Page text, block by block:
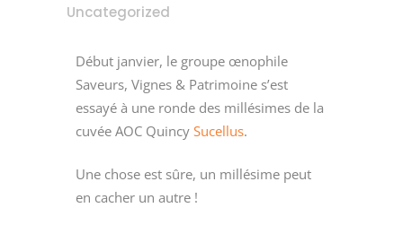
Uncategorized
Début janvier, le groupe œnophile
Saveurs, Vignes & Patrimoine s’est
essayé à une ronde des millésimes de la
cuvée AOC Quincy Sucellus.
Une chose est sûre, un millésime peut
en cacher un autre !